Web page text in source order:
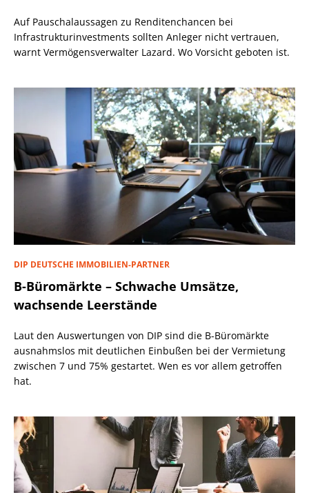
Auf Pauschalaussagen zu Renditenchancen bei
Infrastrukturinvestments sollten Anleger nicht vertrauen,
warnt Vermögensverwalter Lazard. Wo Vorsicht geboten ist.
DIP DEUTSCHE IMMOBILIEN-PARTNER
B-Büromärkte – Schwache Umsätze,
wachsende Leerstände
Laut den Auswertungen von DIP sind die B-Büromärkte
ausnahmslos mit deutlichen Einbußen bei der Vermietung
zwischen 7 und 75% gestartet. Wen es vor allem getroffen
hat.